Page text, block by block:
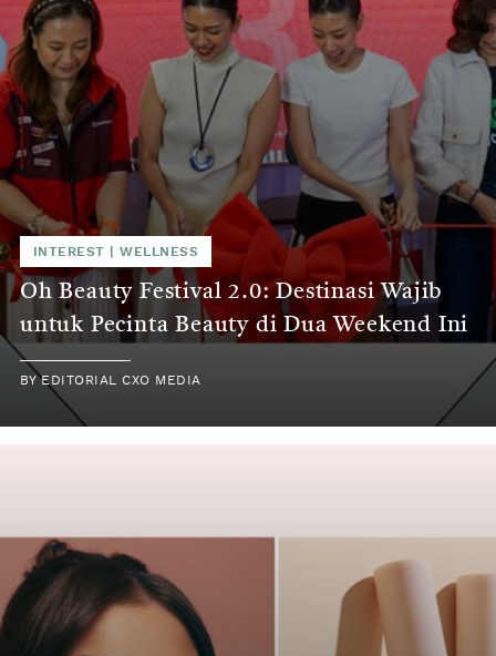
INTEREST |WELLNESS
Oh Beauty Festival 2.0: Destinasi Wajib
untuk Pecinta Beauty di Dua Weekend Ini
BYEDITORIAL CXO MEDIA